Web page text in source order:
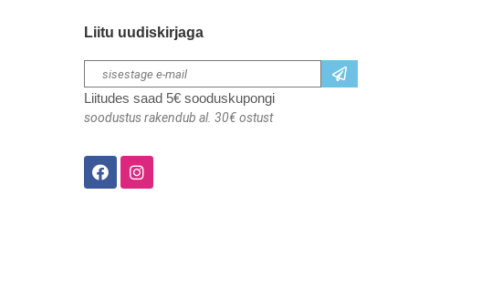
Liitu uudiskirjaga
Liitudes saad 5€ sooduskupongi
soodustus rakendub al. 30€ ostust